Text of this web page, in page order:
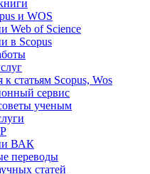
и WOS
Web of Science
в Scopus
к статьям Scopus, Wos
сервис
ученым
ВАК
переводы
статей